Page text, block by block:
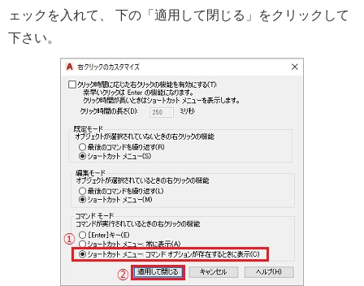
ェックを入れて、 下の「適用して閉じる」をクリックして
下さい。